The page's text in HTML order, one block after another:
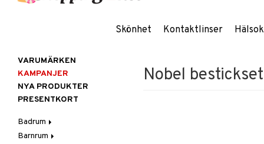
Skönhet Kontaktlinser
Nobel
VARUMÄRKEN
KAMPANJER
NYA PRODUKTER
PRESENTKORT
Badrum
Badrumsinredning
Barnrum